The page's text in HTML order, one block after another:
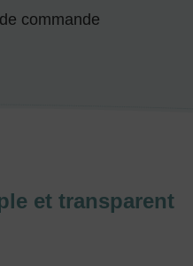
commande
et transparent